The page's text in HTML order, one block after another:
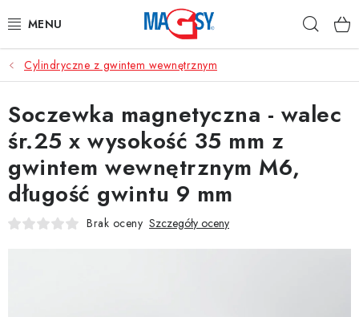
do
GŁÓWNE KATEGORIE
MAGNETYCZNE POMOCE
MAGNESY PRZEMYSŁOWE
INNE MAGNESY
Cylindryczne z gwintem wewnętrznym
Soczewka magnetyczna - walec
śr.25 x wysokość 35 mm z
gwintem wewnętrznym M6,
długość gwintu 9 mm
Brak oceny Szczegóły oceny